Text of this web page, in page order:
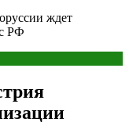
ждет
РФ